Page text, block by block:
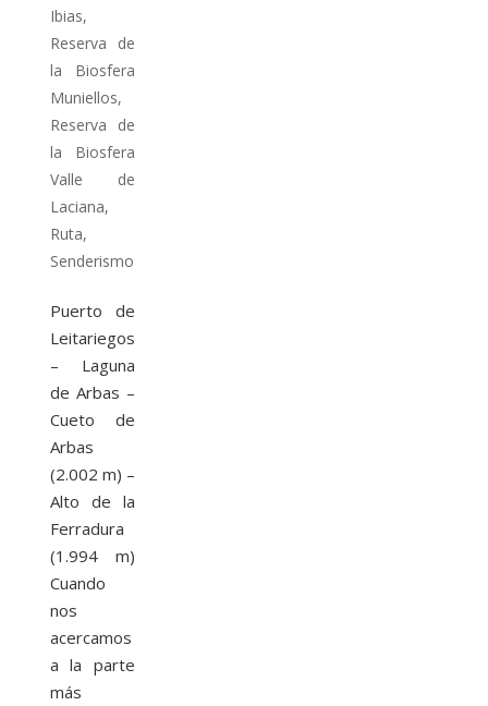
Ibias,
Reserva de
la Biosfera
Muniellos,
Reserva de
la Biosfera
Valle de
Laciana,
Ruta,
Senderismo
Puerto de
Leitariegos
– Laguna
de Arbas –
Cueto de
Arbas
(2.002 m) –
Alto de la
Ferradura
(1.994 m)
Cuando
nos
acercamos
a la parte
más